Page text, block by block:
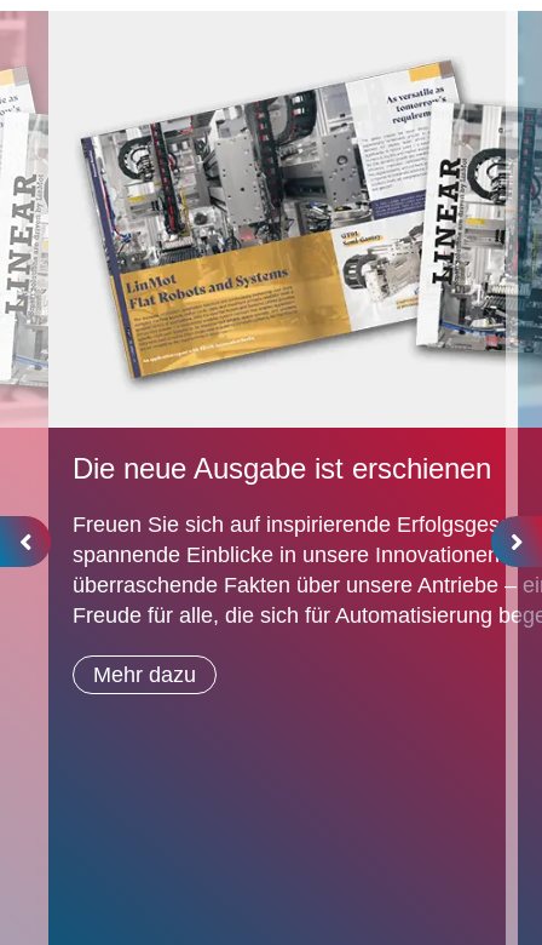
Die neue Ausgabe ist erschienen
Freuen Sie sich auf inspirierende
spannende Einblicke in unsere Innovationen und
überraschende Fakten über unsere Antriebe –
Freude für alle, die sich für Automatisierung
Mehr dazu